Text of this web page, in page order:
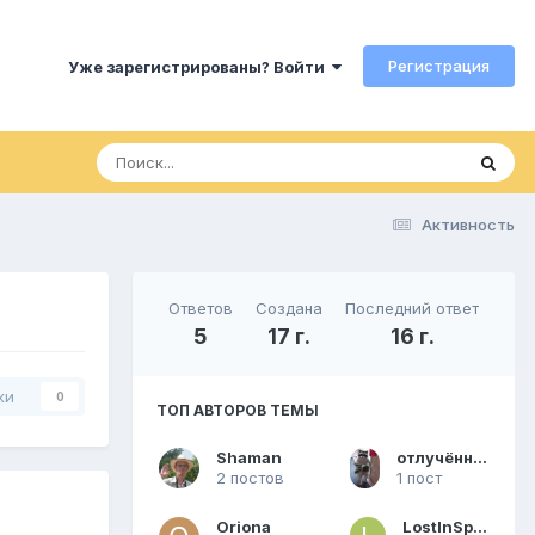
Уже зарегистрированы? Войти Регистрация
Активность
0
Ответов
5
Создана
17 г.
Последний ответ
16 г.
ТОП АВТОРОВ ТЕМЫ
Shaman
2 постов
отлучённый бог
1 пост
Oriona
LostInSpace